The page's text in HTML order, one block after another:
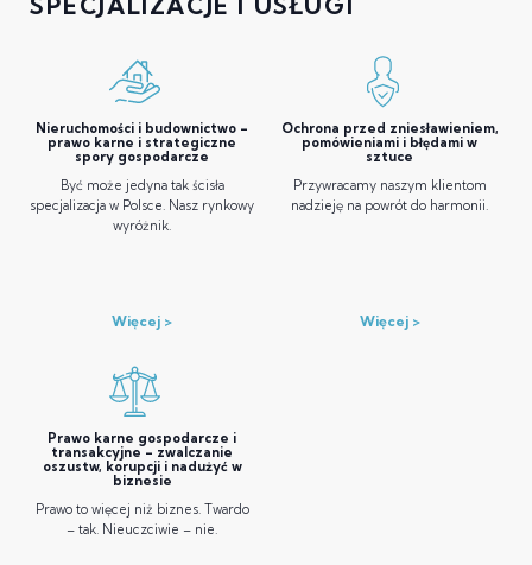
Nieruchomości i budownictwo –
prawo karne i strategiczne
spory gospodarcze
Być może jedyna tak ścisła
specjalizacja w Polsce. Nasz rynkowy
wyróżnik.
Więcej
Ochrona przed zniesławieniem,
pomówieniami i błędami w
sztuce
Przywracamy naszym klientom
nadzieję na powrót do harmonii.
Więcej
Prawo karne gospodarcze i
transakcyjne – zwalczanie
oszustw, korupcji i nadużyć w
biznesie
Prawo to więcej niż biznes. Twardo
– tak. Nieuczciwie – nie.